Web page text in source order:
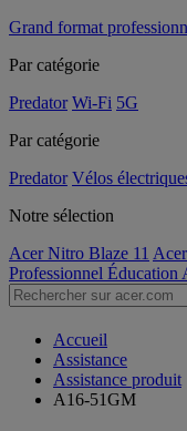
Grand format
Par catégorie
Predator Wi-Fi 5G
Par catégorie
Predator Vélos
Notre sélection
Acer Nitro Blaze 11
Professionnel Éducation
Accueil
Assistance
Assistance produit
A16-51GM